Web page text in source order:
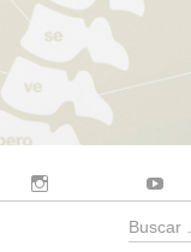
Buscar